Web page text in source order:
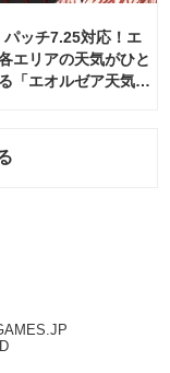
パッチ7.25対応！エ
エリアの天気がひと
「エオルゼア天気予